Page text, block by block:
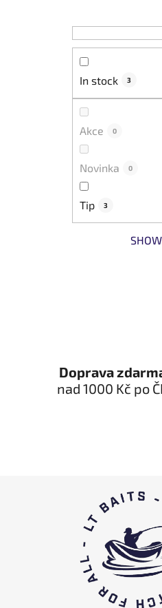
In stock 3
Akce 0
Novinka 0
Tip 3
Doprava
nad 1000 Kč po